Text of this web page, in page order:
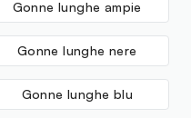
Gonne lunghe ampie
Gonne lunghe nere
Gonne lunghe blu